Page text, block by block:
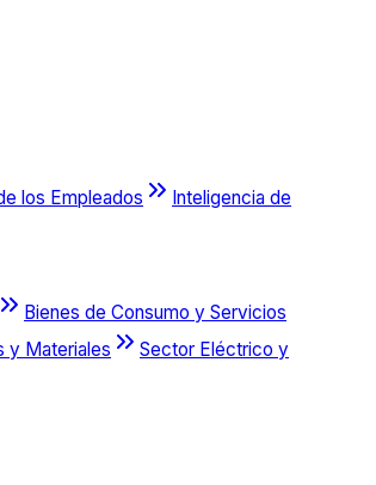
los Empleados
Inteligencia de
Bienes de Consumo y Servicios
y Materiales
Sector Eléctrico y